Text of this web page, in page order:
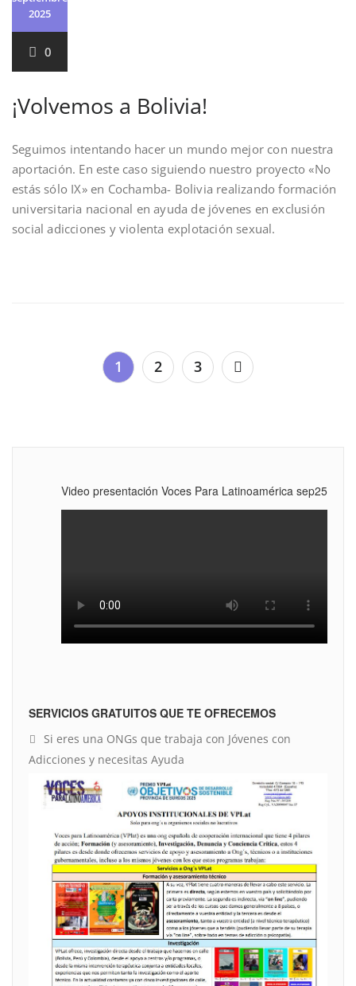
2025
0
¡Volvemos a Bolivia!
Seguimos intentando hacer un mundo mejor con nuestra
aportación. En este caso siguiendo nuestro proyecto «No
estás sólo IX» en Cochamba- Bolivia realizando formación
universitaria nacional en ayuda de jóvenes en exclusión
social adicciones y violenta explotación sexual.
Navegación
1 2 3
Video presentación Voces Para Latinoamérica sep25
SERVICIOS GRATUITOS QUE TE OFRECEMOS
Si eres una ONGs que trabaja con Jóvenes con
Adicciones y necesitas Ayuda